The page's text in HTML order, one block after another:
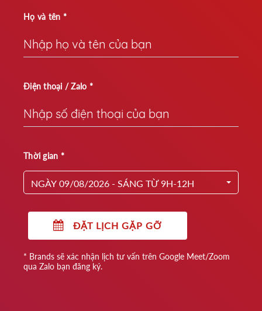
Họ và tên *
Điện thoại / Zalo *
Thời gian *
NGÀY 09/08/2026 - SÁNG TỪ 9H-12H
ĐẶT LỊCH GẶP GỠ
* Brands sẽ xác nhận lịch tư vấn trên Google Meet/Zoom
qua Zalo bạn đăng ký.